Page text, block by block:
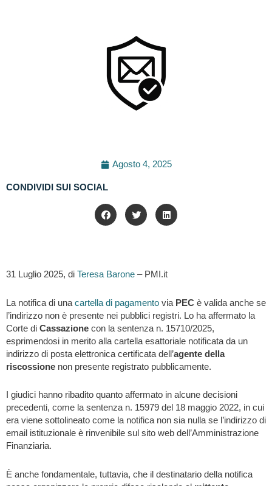
Agosto 4, 2025
CONDIVIDI SUI SOCIAL
31 Luglio 2025, di Teresa Barone – PMI.it
La notifica di una cartella di pagamento via PEC è valida anche se
l’indirizzo non è presente nei pubblici registri. Lo ha affermato la
Corte di Cassazione con la sentenza n. 15710/2025,
esprimendosi in merito alla cartella esattoriale notificata da un
indirizzo di posta elettronica certificata dell’agente della
riscossione non presente registrato pubblicamente.
I giudici hanno ribadito quanto affermato in alcune decisioni
precedenti, come la sentenza n. 15979 del 18 maggio 2022, in cui
era viene sottolineato come la notifica non sia nulla se l’indirizzo di
email istituzionale è rinvenibile sul sito web dell’Amministrazione
Finanziaria.
È anche fondamentale, tuttavia, che il destinatario della notifica